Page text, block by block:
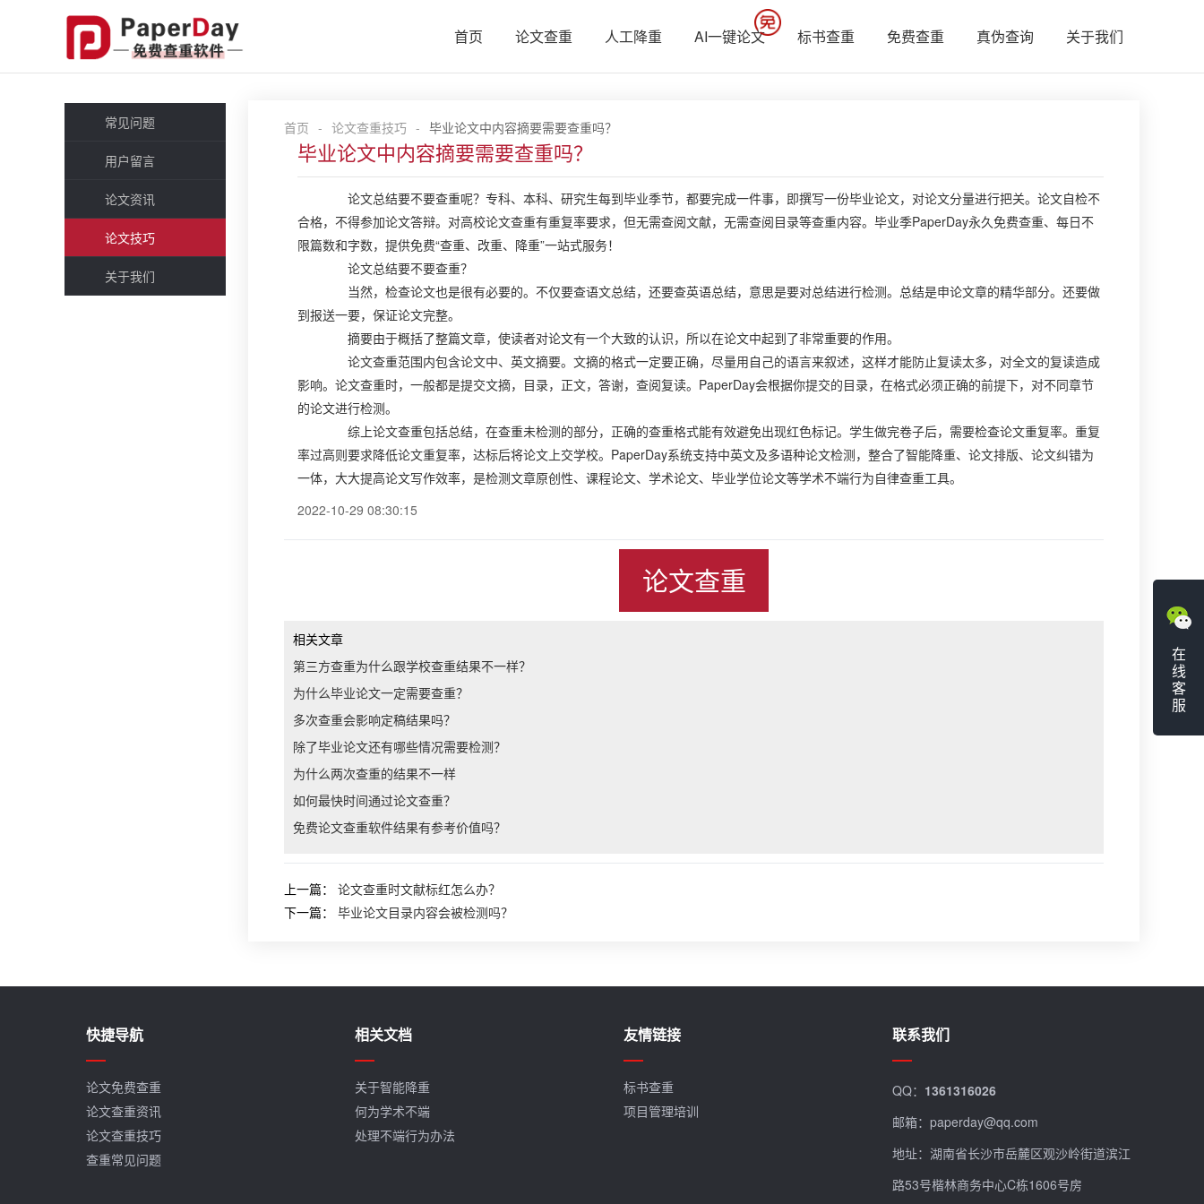
首页 论文查重 人工降重 AI一键论文 标书查重 免费查重 真伪查询 关于我们
常见问题
用户留言
论文资讯
论文技巧
关于我们
首页 - 论文查重技巧 - 毕业论文中内容摘要需要查重吗？
毕业论文中内容摘要需要查重吗？
论文总结要不要查重呢？专科、本科、研究生每到毕业季节，都要完成一件事，即撰写一份毕业论文，对论文分量进行把关。论文自检不
合格，不得参加论文答辩。对高校论文查重有重复率要求，但无需查阅文献，无需查阅目录等查重内容。毕业季PaperDay永久免费查重、每日不
限篇数和字数，提供免费“查重、改重、降重”一站式服务！
论文总结要不要查重？
当然，检查论文也是很有必要的。不仅要查语文总结，还要查英语总结，意思是要对总结进行检测。总结是申论文章的精华部分。还要做
到报送一要，保证论文完整。
摘要由于概括了整篇文章，使读者对论文有一个大致的认识，所以在论文中起到了非常重要的作用。
论文查重范围内包含论文中、英文摘要。文摘的格式一定要正确，尽量用自己的语言来叙述，这样才能防止复读太多，对全文的复读造成
影响。论文查重时，一般都是提交文摘，目录，正文，答谢，查阅复读。PaperDay会根据你提交的目录，在格式必须正确的前提下，对不同章节
的论文进行检测。
综上论文查重包括总结，在查重未检测的部分，正确的查重格式能有效避免出现红色标记。学生做完卷子后，需要检查论文重复率。重复
率过高则要求降低论文重复率，达标后将论文上交学校。PaperDay系统支持中英文及多语种论文检测，整合了智能降重、论文排版、论文纠错为
一体，大大提高论文写作效率，是检测文章原创性、课程论文、学术论文、毕业学位论文等学术不端行为自律查重工具。
2022-10-29 08:30:15
论文查重
相关文章
第三方查重为什么跟学校查重结果不一样？
为什么毕业论文一定需要查重？
多次查重会影响定稿结果吗？
除了毕业论文还有哪些情况需要检测？
为什么两次查重的结果不一样
如何最快时间通过论文查重？
免费论文查重软件结果有参考价值吗？
上一篇： 论文查重时文献标红怎么办？
下一篇： 毕业论文目录内容会被检测吗？
在
线
客
服
快捷导航
论文免费查重
论文查重资讯
论文查重技巧
查重常见问题
相关文档
关于智能降重
何为学术不端
处理不端行为办法
友情链接
标书查重
项目管理培训
联系我们
QQ： 1361316026
邮箱：paperday@qq.com
地址：湖南省长沙市岳麓区观沙岭街道滨江
路53号楷林商务中心C栋1606号房